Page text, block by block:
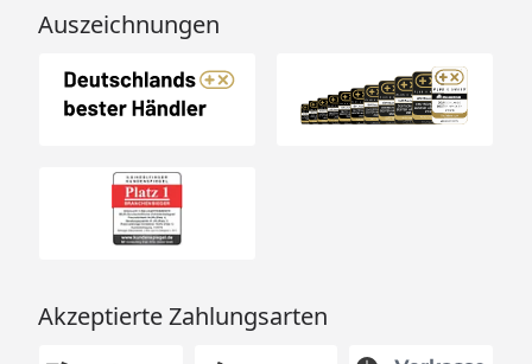
Auszeichnungen
Akzeptierte Zahlungsarten